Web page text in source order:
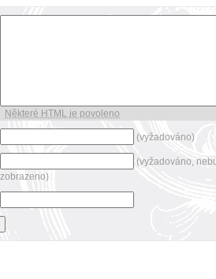
Některé HTML je povoleno
(vyžadováno)
(vyžadováno,
zobrazeno)